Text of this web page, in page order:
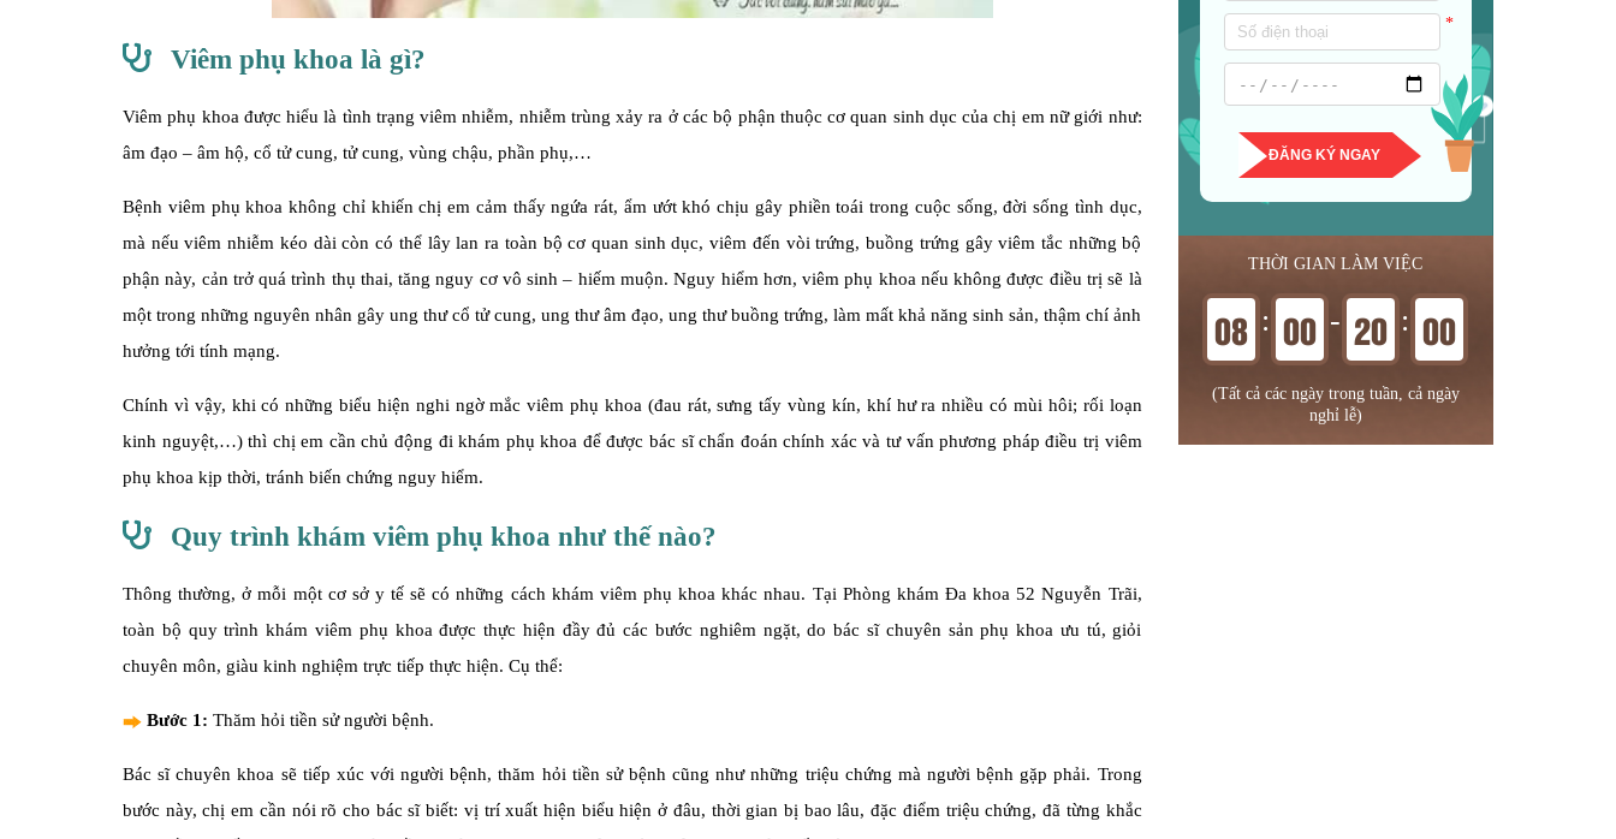
Viêm phụ khoa là gì?
Viêm phụ khoa được hiểu là tình trạng viêm nhiễm, nhiễm trùng xảy ra ở các bộ phận thuộc cơ quan sinh dục của chị em nữ giới như:
âm đạo – âm hộ, cổ tử cung, tử cung, vùng chậu, phần phụ,…
Bệnh viêm phụ khoa không chỉ khiến chị em cảm thấy ngứa rát, ẩm ướt khó chịu gây phiền toái trong cuộc sống, đời sống tình dục,
mà nếu viêm nhiễm kéo dài còn có thể lây lan ra toàn bộ cơ quan sinh dục, viêm đến vòi trứng, buồng trứng gây viêm tắc những bộ
phận này, cản trở quá trình thụ thai, tăng nguy cơ vô sinh – hiếm muộn. Nguy hiểm hơn, viêm phụ khoa nếu không được điều trị sẽ là
một trong những nguyên nhân gây ung thư cổ tử cung, ung thư âm đạo, ung thư buồng trứng, làm mất khả năng sinh sản, thậm chí ảnh
hưởng tới tính mạng.
Chính vì vậy, khi có những biểu hiện nghi ngờ mắc viêm phụ khoa (đau rát, sưng tấy vùng kín, khí hư ra nhiều có mùi hôi; rối loạn
kinh nguyệt,…) thì chị em cần chủ động đi khám phụ khoa để được bác sĩ chẩn đoán chính xác và tư vấn phương pháp điều trị viêm
phụ khoa kịp thời, tránh biến chứng nguy hiểm.
Quy trình khám viêm phụ khoa như thế nào?
Thông thường, ở mỗi một cơ sở y tế sẽ có những cách khám viêm phụ khoa khác nhau. Tại Phòng khám Đa khoa 52 Nguyễn Trãi,
toàn bộ quy trình khám viêm phụ khoa được thực hiện đầy đủ các bước nghiêm ngặt, do bác sĩ chuyên sản phụ khoa ưu tú, giỏi
chuyên môn, giàu kinh nghiệm trực tiếp thực hiện. Cụ thể:
Bước 1: Thăm hỏi tiền sử người bệnh.
Bác sĩ chuyên khoa sẽ tiếp xúc với người bệnh, thăm hỏi tiền sử bệnh cũng như những triệu chứng mà người bệnh gặp phải. Trong
bước này, chị em cần nói rõ cho bác sĩ biết: vị trí xuất hiện biểu hiện ở đâu, thời gian bị bao lâu, đặc điểm triệu chứng, đã từng khắc
*
ĐĂNG KÝ NGAY
THỜI GIAN LÀM VIỆC
08 : 00 - 20 : 00
(Tất cả các ngày trong tuần, cả ngày
nghỉ lễ)